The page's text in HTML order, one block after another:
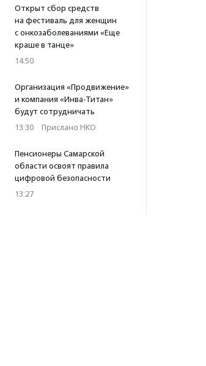
Открыт сбор средств
на фестиваль для женщин
с онкозаболеваниями «Еще
краше в танце»
14:50
Организация «Продвижение»
и компания «Инва-Титан»
будут сотрудничать
13:30 · Прислано НКО
Пенсионеры Самарской
области освоят правила
цифровой безопасности
13:27